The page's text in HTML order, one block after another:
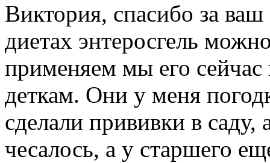
Виктория, спасибо за
диетах энтеросгель
применяем мы его
деткам. Они у меня
сделали прививки в саду,
чесалось, а у старшего